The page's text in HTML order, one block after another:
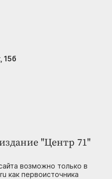
"Центр 71"
возможно только в
как первоисточника
15б